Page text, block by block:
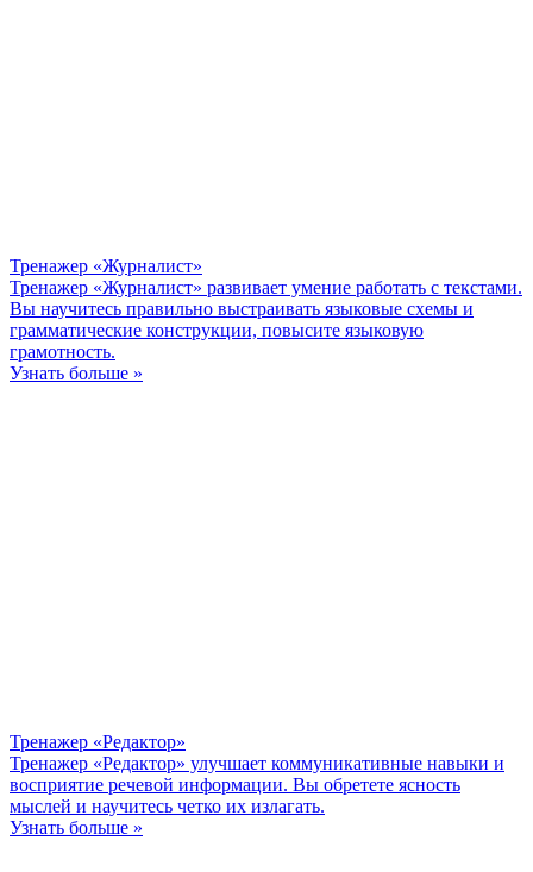
Тренажер «Журналист»
Тренажер «Журналист» развивает умение работать с текстами.
Вы научитесь правильно выстраивать языковые схемы и
грамматические конструкции, повысите языковую
грамотность.
Узнать больше »
Тренажер «Редактор»
Тренажер «Редактор» улучшает коммуникативные навыки и
восприятие речевой информации. Вы обретете ясность
мыслей и научитесь четко их излагать.
Узнать больше »